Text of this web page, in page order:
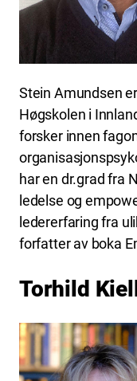
Stein Amundsen
Høgskolen i
forsker innen
har en dr.grad fra
ledelse og
ledererfaring fra
forfatter av boka
Torhild